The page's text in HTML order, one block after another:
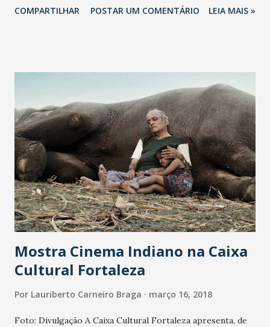
projetam um futuro na faculdade, segundo a estudante
com a estrutura que temos agora, está sendo um sonho”,
ressaltou a estudante. Camilo Santana, acompanhado do
prefeito de Itarema, Elizeu Monteiro, comemorou a
inauguração da Escola Profissionalizante de número 118.
“Há 10 anos não tínhamos nenhuma Escola
Profissionalizante, hoje, somos referências para o Brasil
em qualidade, e em resultados positivos no Enem, afirmou o
governador. Para construir, equipar e mobiliar a unidade de
ensino, foram investidos R$ 9,9 milhões, oriundos dos
Governos Federal e Es...
COMPARTILHAR POSTAR UM COMENTÁRIO LEIA MAIS »
Mostra Cinema Indiano na Caixa
Cultural Fortaleza
Por Lauriberto Carneiro Braga março 16, 2018
Foto: Divulgação A Caixa Cultural Fortaleza apresenta, de